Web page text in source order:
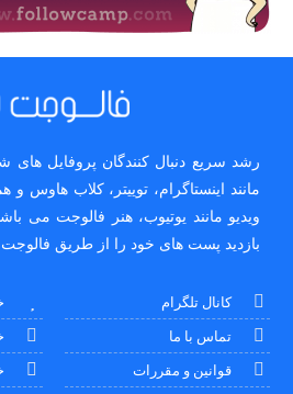
رشد سریع دنبال کنندگان پروفایل های
مانند اینستاگرام، توییتر، کلاب هاوس
ویدیو مانند یوتیوب، هنر فالوجت می
بازدید پست های خود را از طریق فالوجت
کانال تلگرام
تماس با ما
قوانین و مقررات